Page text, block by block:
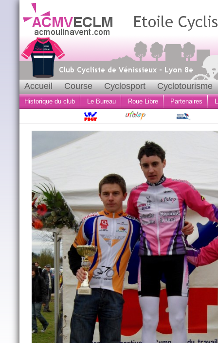
Accueil Course Cyclosport Cyclotourisme
Historique du club Le Bureau Roue Libre Partenaires